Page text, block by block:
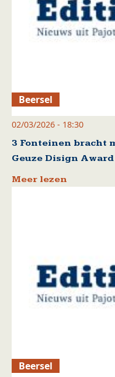
Beersel
02/03/2026 - 18:30
3 Fonteinen bracht
Geuze Disign Award
Meer lezen
Beersel